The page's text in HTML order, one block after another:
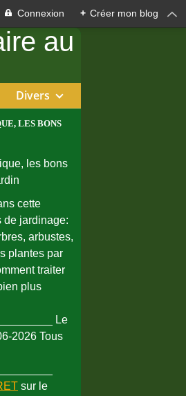
Connexion + Créer mon blog
Divers
LES BONS
cette
de jardinage:
arbustes,
plantes par
traiter
plus
Le
2026 Tous
sur le